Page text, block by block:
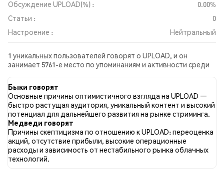
Обсуждение UPLOAD(%) :
0.00%
Статьи :
0
Настроение :
Нейтральный
1 уникальных пользователей говорят о UPLOAD, и он
занимает 5761-е место по упоминаниям и активности среди
отношении UPLOAD во всех социальных сетях было
Нейтральный. Всего было опубликовано 0 новостных статей
о UPLOAD. В Twitter 0.00% твитов имели бычий настрой по
сравнению с 0.00% твитов с медвежьим настроем по
UPLOAD. 100.00% твитов были нейтральными по отношению
к UPLOAD. Эти данные основаны на 1 твитах.
Быки говорят
Основные причины оптимистичного взгляда на UPLOAD —
быстро растущая аудитория, уникальный контент и высокий
потенциал для дальнейшего развития на рынке стриминга.
Медведи говорят
Причины скептицизма по отношению к UPLOAD: переоценка
акций, отсутствие прибыли, высокие операционные
расходы и зависимость от нестабильного рынка облачных
технологий.